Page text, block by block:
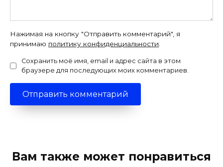
Нажимая на кнопку "Отправить комментарий", я
принимаю политику конфиденциальности
Сохранить моё имя, email и адрес сайта в этом
браузере для последующих моих комментариев.
Вам также может понравиться